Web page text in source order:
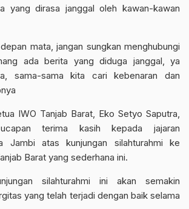
yang dirasa janggal oleh kawan-kawan
mata, jangan sungkan menghubungi
ada berita yang diduga janggal, ya
sama-sama kita cari kebenaran dan
IWO Tanjab Barat, Eko Setyo Saputra,
ucapan terima kasih kepada jajaran
Jambi atas kunjungan silahturahmi ke
Barat yang sederhana ini.
silahturahmi ini akan semakin
yang telah terjadi dengan baik selama